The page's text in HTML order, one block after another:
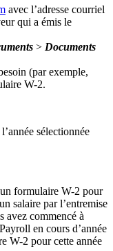
avec l’adresse courriel
qui a émis le
> Documents
(par exemple,
W-2.
sélectionnée
formulaire W-2 pour
salaire par l’entremise
avez commencé à
en cours d’année
W-2 pour cette année